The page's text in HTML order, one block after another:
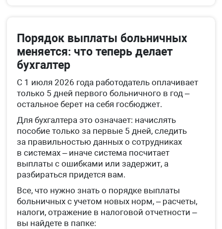
Порядок выплаты больничных
меняется: что теперь делает
бухгалтер
С 1 июля 2026 года работодатель оплачивает
только 5 дней первого больничного в год –
остальное берет на себя госбюджет.
Для бухгалтера это означает: начислять
пособие только за первые 5 дней, следить
за правильностью данных о сотрудниках
в системах – иначе система посчитает
выплаты с ошибками или задержит, а
разбираться придется вам.
Все, что нужно знать о порядке выплаты
больничных с учетом новых норм, – расчеты,
налоги, отражение в налоговой отчетности –
вы найдете в папке: